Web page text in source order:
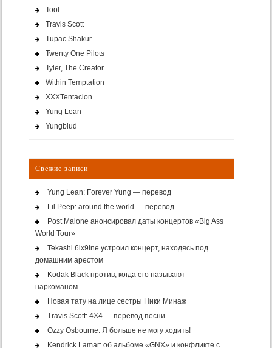
Tool
Travis Scott
Tupac Shakur
Twenty One Pilots
Tyler, The Creator
Within Temptation
XXXTentacion
Yung Lean
Yungblud
Свежие записи
Yung Lean: Forever Yung — перевод
Lil Peep: around the world — перевод
Post Malone анонсировал даты концертов «Big Ass
World Tour»
Tekashi 6ix9ine устроил концерт, находясь под
домашним арестом
Kodak Black против, когда его называют
наркоманом
Новая тату на лице сестры Ники Минаж
Travis Scott: 4X4 — перевод песни
Ozzy Osbourne: Я больше не могу ходить!
Kendrick Lamar: об альбоме «GNX» и конфликте с